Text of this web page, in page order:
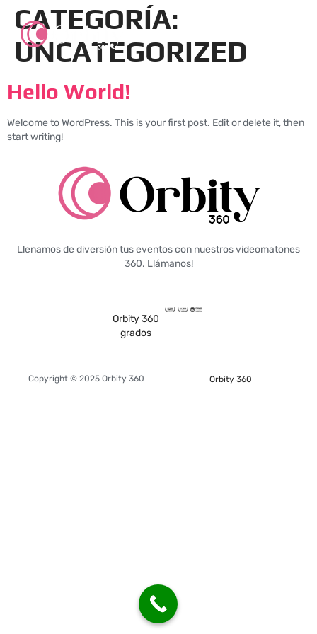
CATEGORÍA:
UNCATEGORIZED
Hello World!
Welcome to WordPress. This is your first post. Edit or delete it, then
start writing!
Llenamos de diversión tus eventos con nuestros videomatones
360. Llámanos!
Orbity 360
grados
Copyright © 2025 Orbity 360 Orbity 360